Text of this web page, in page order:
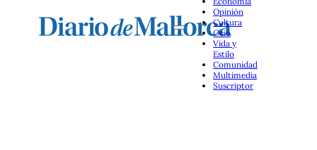
Opinión
Cultura
Ocio
Vida y
Estilo
Comunidad
Multimedia
Suscriptor